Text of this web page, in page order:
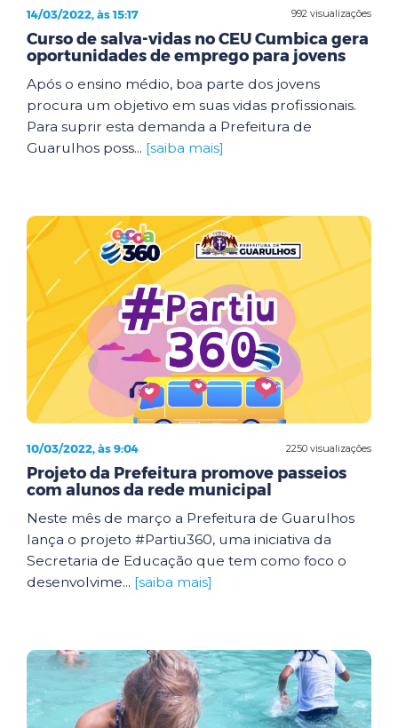
992 visualizações
14/03/2022, às 15:17
Curso de salva-vidas no CEU Cumbica gera
oportunidades de emprego para jovens
Após o ensino médio, boa parte dos jovens
procura um objetivo em suas vidas profissionais.
Para suprir esta demanda a Prefeitura de
Guarulhos poss... [saiba mais]
2250 visualizações
10/03/2022, às 9:04
Projeto da Prefeitura promove passeios
com alunos da rede municipal
Neste mês de março a Prefeitura de Guarulhos
lança o projeto #Partiu360, uma iniciativa da
Secretaria de Educação que tem como foco o
desenvolvime... [saiba mais]